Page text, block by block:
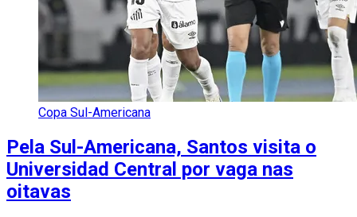
Copa Sul-Americana
Pela Sul-Americana, Santos visita o
Universidad Central por vaga nas
oitavas